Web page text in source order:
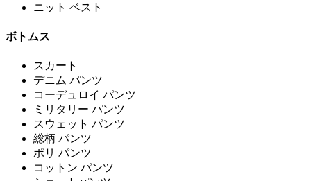
ニット ベスト
ボトムス
スカート
デニム パンツ
コーデュロイ パンツ
ミリタリー パンツ
スウェット パンツ
総柄 パンツ
ポリ パンツ
コットン パンツ